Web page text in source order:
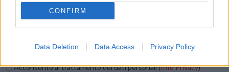
CONFIRM
Data Deletion Data Access Privacy Policy
Acconsento al trattamento dei dati personali (Info Privacy)